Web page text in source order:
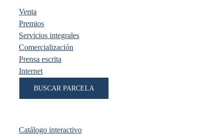
Venta
Premios
Servicios integrales
Comercialización
Prensa escrita
Internet
BUSCAR PARCELA
Catálogo interactivo